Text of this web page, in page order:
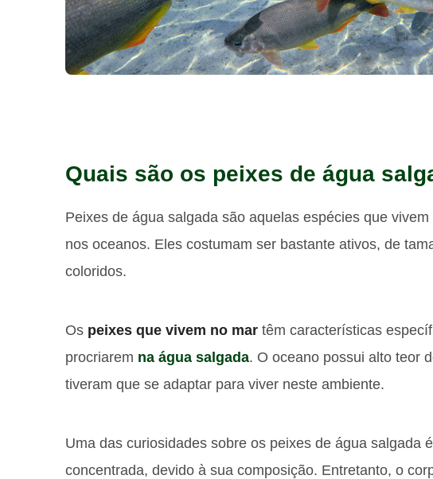
Quais são os peixes de água
Peixes de água salgada são aquelas espécies que
nos oceanos. Eles costumam ser bastante ativos, de
coloridos.
Os peixes que vivem no mar têm características
procriarem na água salgada. O oceano possui alto teor
tiveram que se adaptar para viver neste ambiente.
Uma das curiosidades sobre os peixes de água salgada
concentrada, devido à sua composição. Entretanto, o